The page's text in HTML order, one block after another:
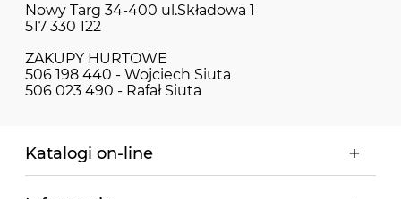
Nowy Targ 34-400 ul.Składowa 1
517 330 122
ZAKUPY HURTOWE
506 198 440 - Wojciech Siuta
506 023 490 - Rafał Siuta
Katalogi on-line